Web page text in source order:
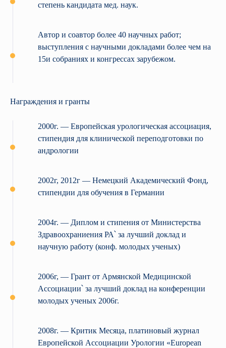
степень кандидата мед. наук.
Автор и соавтор более 40 научных работ;
выступления с научными докладами более чем на
15и собраниях и конгрессах зарубежом.
Награждения и гранты
2000г. — Европейская урологическая ассоциация,
стипендия для клинической переподготовки по
андрологии
2002г, 2012г — Немецкий Академический Фонд,
стипендии для обучения в Германии
2004г. — Диплом и стипения от Министерства
Здравоохраниения РА՝ за лучший доклад и
научную работу (конф. молодых ученых)
2006г, — Грант от Армянской Медицинской
Ассоциации՝ за лучший доклад на конференции
молодых ученых 2006г.
2008г. — Критик Месяца, платиновый журнал
Европейской Ассоциации Урологии «European